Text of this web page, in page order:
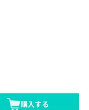
購入する